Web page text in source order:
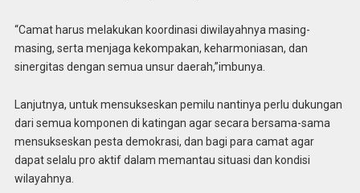
“Camat harus melakukan koordinasi diwilayahnya masing-
masing, serta menjaga kekompakan, keharmoniasan, dan
sinergitas dengan semua unsur daerah,”imbunya.
Lanjutnya, untuk mensukseskan pemilu nantinya perlu dukungan
dari semua komponen di katingan agar secara bersama-sama
mensukseskan pesta demokrasi, dan bagi para camat agar
dapat selalu pro aktif dalam memantau situasi dan kondisi
wilayahnya.